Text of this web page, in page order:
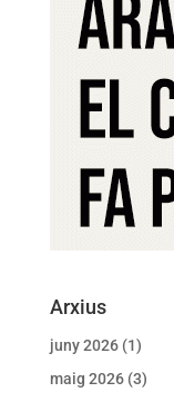
Arxius
juny 2026(1)
maig 2026(3)